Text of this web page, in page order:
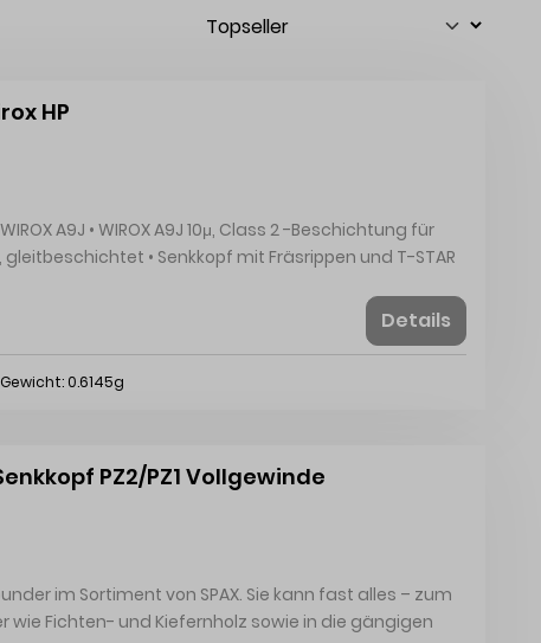
HP
-Beschichtung für
GmbH & Co.
Details
Gewicht: 0.6145g
PZ2/PZ1 Vollgewinde
im Sortiment von SPAX. Sie kann fast alles – zum
wie Fichten- und Kiefernholz sowie in die gängigen